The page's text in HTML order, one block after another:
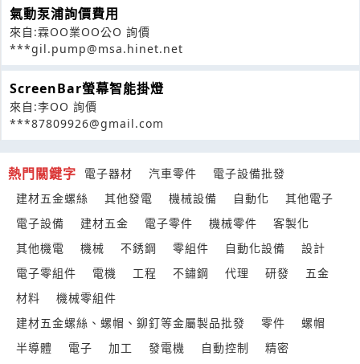
氣動泵浦詢價費用
來自:霖OO業OO公O 詢價
***gil.pump@msa.hinet.net
ScreenBar螢幕智能掛燈
來自:李OO 詢價
***87809926@gmail.com
熱門關鍵字 電子器材 汽車零件
電子設備批發
建材五金螺絲
其他發電 機械設備 自動化
其他電子
電子設備
建材五金 電子零件 機械零件
客製化
其他機電
機械 不銹鋼 零組件 自動化設備
設計
電子零組件
電機 工程 不鏽鋼 代理 研發
五金
材料
機械零組件
建材五金螺絲、螺帽、鉚釘等金屬製品批發
零件
螺帽
半導體
電子 加工 發電機 自動控制
精密